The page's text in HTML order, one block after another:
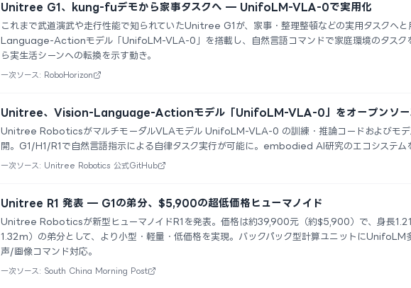
Unitree G1、kung-fuデモから家事タスクへ — UnifoLM-VLA-0で実用化
これまで武道演武や走行性能で知られていたUnitree G1が、家事・整理整頓などの実用タスクへ
Language-Actionモデル「UnifoLM-VLA-0」を搭載し、自然言語コマンドで家庭環境のタスク
ら実生活シーンへの転換を示す動き。
一次ソース: RoboHorizon
Unitree、Vision-Language-Actionモデル「UnifoLM-VLA-0」をオープンソー
Unitree RoboticsがマルチモーダルVLAモデル UnifoLM-VLA-0 の訓練・推論コードおよびモ
開。G1/H1/R1で自然言語指示による自律タスク実行が可能に。embodied AI研究のエコシステム
一次ソース: Unitree Robotics 公式GitHub
Unitree R1 発表 — G1の弟分、$5,900の超低価格ヒューマノイド
Unitree Roboticsが新型ヒューマノイドR1を発表。価格は約39,900元（約$5,900）で、身長
1.32m）の弟分として、より小型・軽量・低価格を実現。バックパック型計算ユニットにUnifoLM
声/画像コマンド対応。
一次ソース: South China Morning Post